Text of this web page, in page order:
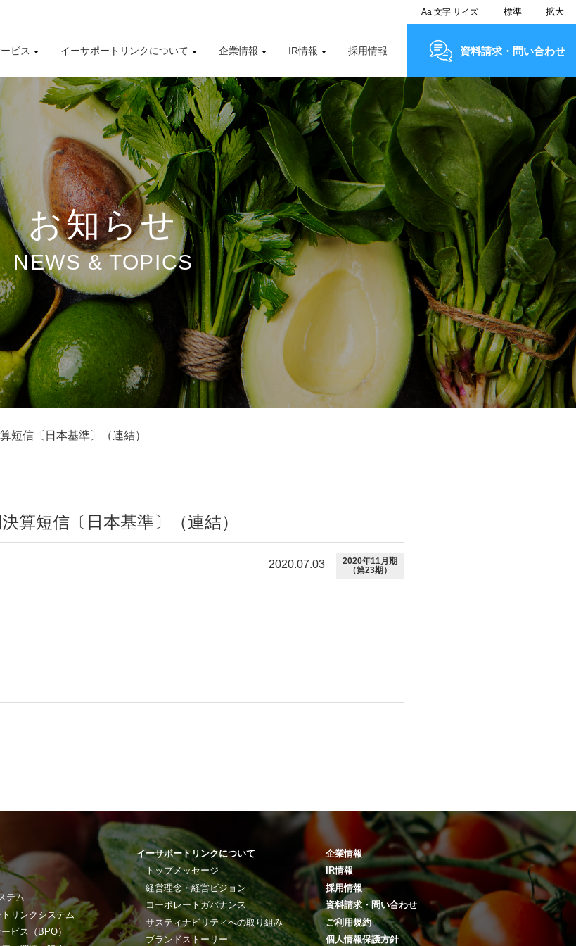
ビス イーサポートリンクについて 企業情報 IR情報
株式情報
有価証券報告書
財務業績ハイライト
採用情報
Aa文字サイズ 標準 拡大
資料請求・問い合わせ
お知らせ
NEWS & TOPICS
信〔日本基準〕（連結）
算短信〔日本基準〕（連結）
2020.07.03
2020年11月期
（第23期）
テム
リンクシステム
ビス（BPO）
イーサポートリンクについて
トップメッセージ
経営理念・経営ビジョン
コーポレートガバナンス
サスティナビリティへの取り組み
ブランドストーリー
企業情報
IR情報
採用情報
資料請求・問い合わせ
ご利用規約
個人情報保護方針